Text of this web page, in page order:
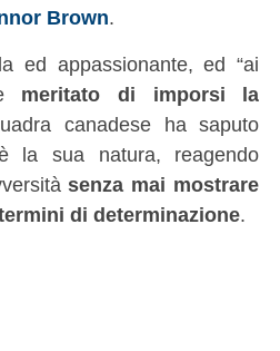
Brown.
ed appassionante, ed “ai
meritato di imporsi la
canadese ha saputo
la sua natura, reagendo
senza mai mostrare
di determinazione.